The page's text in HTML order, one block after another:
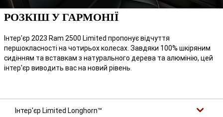
РОЗКІШ У ГАРМОНІЇ
Інтер'єр 2023 Ram 2500 Limited пропонує відчуття
першокласності на чотирьох колесах. Завдяки 100% шкіряним
сидінням та вставкам з натурального дерева та алюмінію, цей
інтер'єр виводить вас на новий рівень.
Інтер'єр Limited Longhorn™